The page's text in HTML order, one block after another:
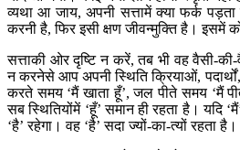
व्यथा आ जाय, अपनी सत्तामें क्या फर्क
करनी है, फिर इसी क्षण जीवन्मुक्ति है। इसमें
सत्ताकी ओर दृष्टि न करें, तब भी वह वैसी-
न करनेसे आप अपनी स्थिति क्रियाओं,
करते समय ‘मैं खाता हूँ’, जल पीते समय ‘मैं
सब स्थितियोंमें ‘हूँ’ समान ही रहता है। यदि
‘है’ रहेगा। वह ‘है’ सदा ज्यों-का-त्यों रहता है।